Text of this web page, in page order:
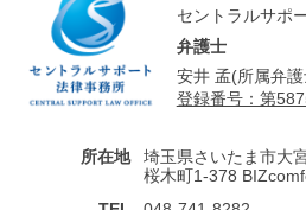
セントラルサポ
弁護士
安井 孟(所属弁
登録番号：第
所在地
埼玉県さいたま市大
桜木町1-378